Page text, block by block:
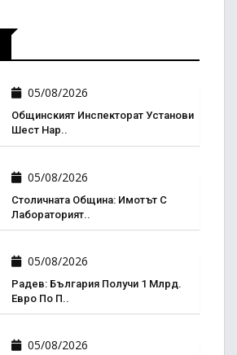
05/08/2026
Общинският Инспекторат Установи
Шест Нар..
05/08/2026
Столичната Община: Имотът С
Лабораторият..
05/08/2026
Радев: България Получи 1 Млрд.
Евро По П..
05/08/2026